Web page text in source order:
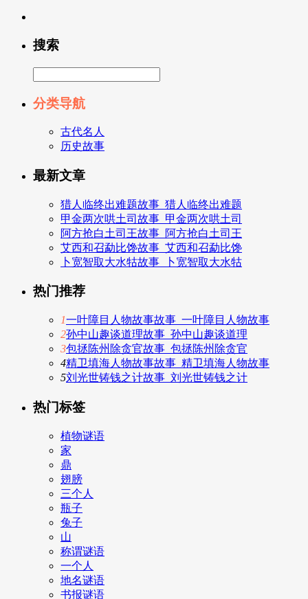
搜索
分类导航
古代名人
历史故事
最新文章
猎人临终出难题故事_猎人临终出难题
甲金两次哄土司故事_甲金两次哄土司
阿方抢白土司王故事_阿方抢白土司王
艾西和召勐比馋故事_艾西和召勐比馋
卜宽智取大水牯故事_卜宽智取大水牯
热门推荐
1一叶障目人物故事故事_一叶障目人物故事
2孙中山趣谈道理故事_孙中山趣谈道理
3包拯陈州除贪官故事_包拯陈州除贪官
4精卫填海人物故事故事_精卫填海人物故事
5刘光世铸钱之计故事_刘光世铸钱之计
热门标签
植物谜语
家
鼎
翅膀
三个人
瓶子
兔子
山
称谓谜语
一个人
地名谜语
书报谜语